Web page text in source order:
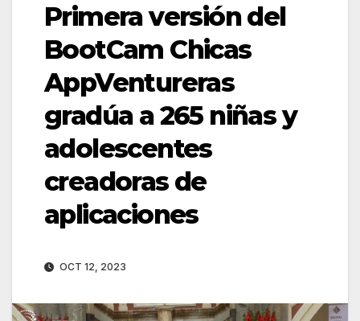
Primera versión del
BootCam Chicas
AppVentureras
gradúa a 265 niñas y
adolescentes
creadoras de
aplicaciones
OCT 12, 2023